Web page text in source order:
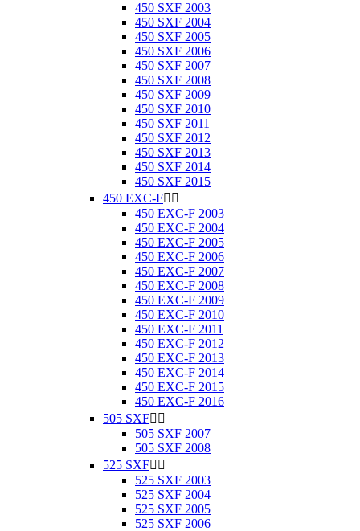
450 SXF 2003
450 SXF 2004
450 SXF 2005
450 SXF 2006
450 SXF 2007
450 SXF 2008
450 SXF 2009
450 SXF 2010
450 SXF 2011
450 SXF 2012
450 SXF 2013
450 SXF 2014
450 SXF 2015
450 EXC-F 
450 EXC-F 2003
450 EXC-F 2004
450 EXC-F 2005
450 EXC-F 2006
450 EXC-F 2007
450 EXC-F 2008
450 EXC-F 2009
450 EXC-F 2010
450 EXC-F 2011
450 EXC-F 2012
450 EXC-F 2013
450 EXC-F 2014
450 EXC-F 2015
450 EXC-F 2016
505 SXF 
505 SXF 2007
505 SXF 2008
525 SXF 
525 SXF 2003
525 SXF 2004
525 SXF 2005
525 SXF 2006